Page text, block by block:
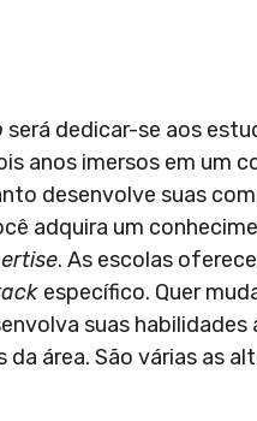
será dedicar-se aos
anos imersos em um
desenvolve suas
adquira um
. As escolas
específico. Quer
suas
área. São várias as